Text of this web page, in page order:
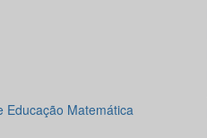
Educação Matemática